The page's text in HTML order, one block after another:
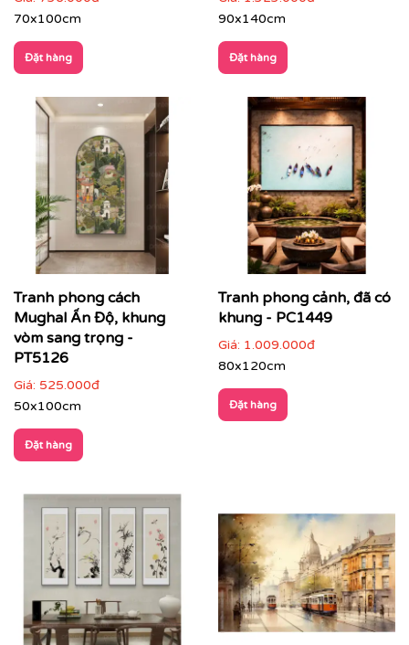
Nhà hàng – khách sạn – resort: tăng trải nghiệm
không gian, tạo dấu ấn thẩm mỹ cho khách hàng
Printek, mỗi bức tranh Indochine được sản xuất với
tiêu chuẩn cao:
Chất liệu vải in cao cấp
Vải canvas dày dặn, bề mặt sần nhẹ, giữ màu tốt,
không lo bạc phai màu.
70x100cm
Đặt hàng
90x140cm
Đặt hàng
Tranh phong cách
Mughal Ấn Độ, khung
vòm sang trọng -
PT5126
Giá: 525.000đ
50x100cm
Đặt hàng
Tranh phong cảnh, đã có
khung - PC1449
Giá: 1.009.000đ
80x120cm
Đặt hàng